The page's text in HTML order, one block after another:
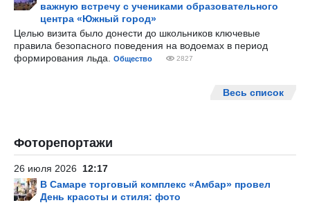
важную встречу с учениками образовательного
центра «Южный город»
Целью визита было донести до школьников ключевые
правила безопасного поведения на водоемах в период
формирования льда.
Общество 2827
Весь список
Фоторепортажи
26 июля 2026 12:17
В Самаре торговый комплекс «Амбар» провел
День красоты и стиля: фото